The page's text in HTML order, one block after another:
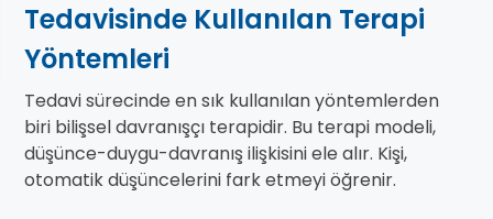
Tedavisinde Kullanılan Terapi
Yöntemleri
Tedavi sürecinde en sık kullanılan yöntemlerden
biri bilişsel davranışçı terapidir. Bu terapi modeli,
düşünce-duygu-davranış ilişkisini ele alır. Kişi,
otomatik düşüncelerini fark etmeyi öğrenir.